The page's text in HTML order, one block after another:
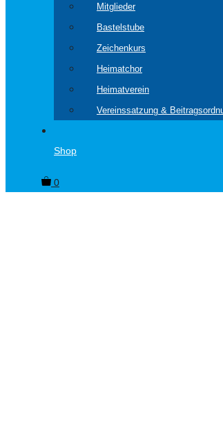
Mitglieder
Bastelstube
Zeichenkurs
Heimatchor
Heimatverein
Vereinssatzung &
Shop
0